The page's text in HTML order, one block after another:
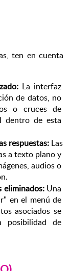
ten en cuenta
La interfaz
de datos, no
o cruces de
dentro de esta
respuestas: Las
a texto plano y
audios o
eliminados: Una
en el menú de
asociados se
posibilidad de